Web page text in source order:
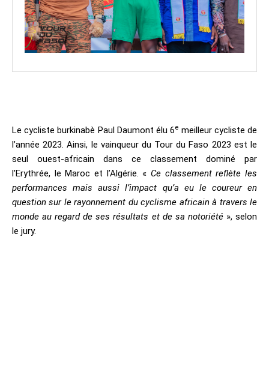
Le cycliste burkinabè Paul Daumont élu 6e meilleur cycliste de
l’année 2023. Ainsi, le vainqueur du Tour du Faso 2023 est le
seul ouest-africain dans ce classement dominé par
l’Erythrée, le Maroc et l’Algérie. « Ce classement reflète les
performances mais aussi l’impact qu’a eu le coureur en
question sur le rayonnement du cyclisme africain à travers le
monde au regard de ses résultats et de sa notoriété », selon
le jury.